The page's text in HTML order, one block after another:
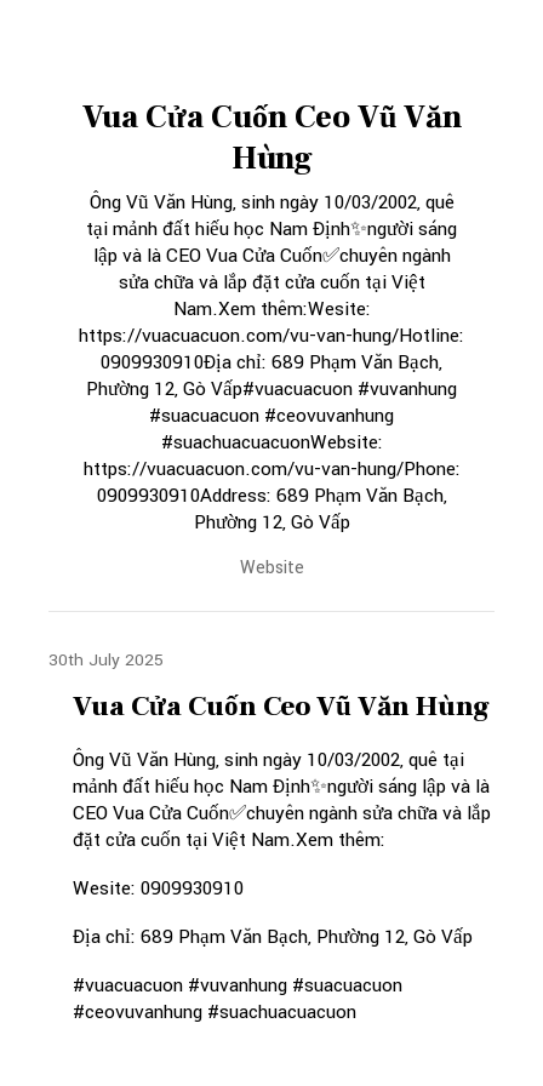
Vua Cửa Cuốn Ceo Vũ Văn
Hùng
Ông Vũ Văn Hùng, sinh ngày 10/03/2002, quê
tại mảnh đất hiếu học Nam Định✨người sáng
lập và là CEO Vua Cửa Cuốn✅chuyên ngành
sửa chữa và lắp đặt cửa cuốn tại Việt
Nam.Xem thêm:Wesite:
https://vuacuacuon.com/vu-van-hung/Hotline:
0909930910Địa chỉ: 689 Phạm Văn Bạch,
Phường 12, Gò Vấp#vuacuacuon #vuvanhung
#suacuacuon #ceovuvanhung
#suachuacuacuonWebsite:
https://vuacuacuon.com/vu-van-hung/Phone:
0909930910Address: 689 Phạm Văn Bạch,
Phường 12, Gò Vấp
Website
30th July 2025
Vua Cửa Cuốn Ceo Vũ Văn Hùng
Ông Vũ Văn Hùng, sinh ngày 10/03/2002, quê tại
mảnh đất hiếu học Nam Định✨người sáng lập và là
CEO Vua Cửa Cuốn✅chuyên ngành sửa chữa và lắp
đặt cửa cuốn tại Việt Nam.Xem thêm:
Wesite: 0909930910
Địa chỉ: 689 Phạm Văn Bạch, Phường 12, Gò Vấp
#vuacuacuon #vuvanhung #suacuacuon
#ceovuvanhung #suachuacuacuon